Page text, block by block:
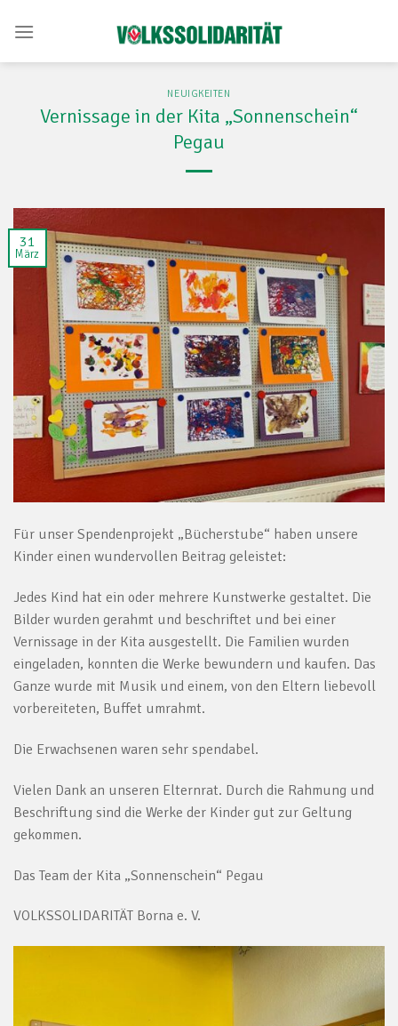
NEUIGKEITEN
Vernissage in der Kita „Sonnenschein“
Pegau
31
März
Für unser Spendenprojekt „Bücherstube“ haben unsere
Kinder einen wundervollen Beitrag geleistet:
Jedes Kind hat ein oder mehrere Kunstwerke gestaltet. Die
Bilder wurden gerahmt und beschriftet und bei einer
Vernissage in der Kita ausgestellt. Die Familien wurden
eingeladen, konnten die Werke bewundern und kaufen. Das
Ganze wurde mit Musik und einem, von den Eltern liebevoll
vorbereiteten, Buffet umrahmt.
Die Erwachsenen waren sehr spendabel.
Vielen Dank an unseren Elternrat. Durch die Rahmung und
Beschriftung sind die Werke der Kinder gut zur Geltung
gekommen.
Das Team der Kita „Sonnenschein“ Pegau
VOLKSSOLIDARITÄT Borna e. V.